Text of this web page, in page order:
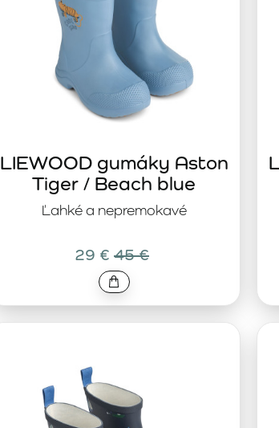
Ľahké a nepremokavé
LIEWOOD gumáky Aston
Tiger / Beach blue
29 € 45 €